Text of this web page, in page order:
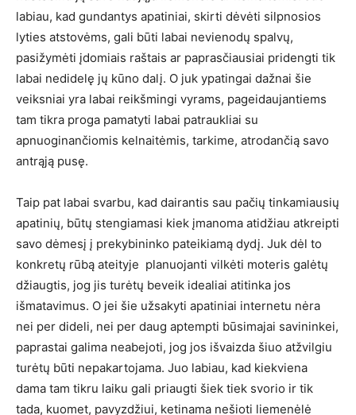
labiau, kad gundantys apatiniai, skirti dėvėti silpnosios
lyties atstovėms, gali būti labai nevienodų spalvų,
pasižymėti įdomiais raštais ar paprasčiausiai pridengti tik
labai nedidelę jų kūno dalį. O juk ypatingai dažnai šie
veiksniai yra labai reikšmingi vyrams, pageidaujantiems
tam tikra proga pamatyti labai patraukliai su
apnuoginančiomis kelnaitėmis, tarkime, atrodančią savo
antrąją pusę.
Taip pat labai svarbu, kad dairantis sau pačių tinkamiausių
apatinių, būtų stengiamasi kiek įmanoma atidžiau atkreipti
savo dėmesį į prekybininko pateikiamą dydį. Juk dėl to
konkretų rūbą ateityje planuojanti vilkėti moteris galėtų
džiaugtis, jog jis turėtų beveik idealiai atitinka jos
išmatavimus. O jei šie užsakyti apatiniai internetu nėra
nei per dideli, nei per daug aptempti būsimajai savininkei,
paprastai galima neabejoti, jog jos išvaizda šiuo atžvilgiu
turėtų būti nepakartojama. Juo labiau, kad kiekviena
dama tam tikru laiku gali priaugti šiek tiek svorio ir tik
tada, kuomet, pavyzdžiui, ketinama nešioti liemenėlė